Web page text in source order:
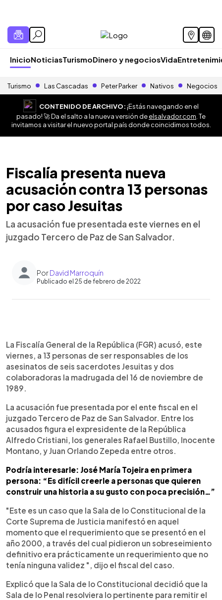
InicioNoticiasTurismoDinero y negociosVida
Turismo Las Cascadas Peter Parker Nativos Negocios
CONTENIDO DE ARCHIVO:¡Estás navegando en el
pasado! 🚀 Da el salto a la nueva versión deelsalvador.com . Te
invitamos a visitar el nuevo portal país donde coincidimos todos.
Fiscalía presenta nueva
acusación contra 13 personas
por caso Jesuitas
La acusación fue presentada este viernes en el
juzgado Tercero de Paz de San Salvador.
PorDavid Marroquín
Publicado el 25 de febrero de 2022
► Escuchar artículo
La Fiscalía General de la República (FGR) acusó, este
viernes, a 13 personas de ser responsables de los
asesinatos de seis sacerdotes Jesuitas y dos
colaboradoras la madrugada del 16 de noviembre de
1989.
La acusación fue presentada por el ente fiscal en el
juzgado Tercero de Paz de San Salvador. Entre los
acusados figura el expresidente de la República
Alfredo Cristiani, los generales Rafael Bustillo, Inocente
Montano, y Juan Orlando Zepeda entre otros.
Podría interesarle: José María Tojeira en primera
persona: “Es difícil creerle a personas que quieren
construir una historia a su gusto con poca precisión…”
"Este es un caso que la Sala de lo Constitucional de la
Corte Suprema de Justicia manifestó en aquel
momento que el requerimiento que se presentó en el
año 2000, a través del cual pidieron un sobreseimiento
definitivo era prácticamente un requerimiento que no
tenía ninguna validez ", dijo el fiscal del caso.
Explicó que la Sala de lo Constitucional decidió que la
Sala de lo Penal resolviera lo pertinente para remitir el